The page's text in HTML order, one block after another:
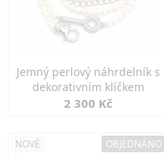
Jemný perlový náhrdelník s
dekorativním klíčkem
2 300 Kč
NOVÉ OBJEDNÁNO